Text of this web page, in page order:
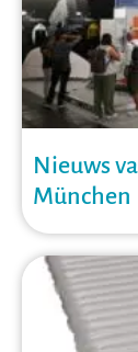
Nieuws
München